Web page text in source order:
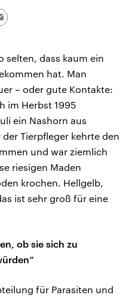
selten, dass kaum ein
hat. Man
– oder gute Kontakte:
im Herbst 1995
ein Nashorn aus
Tierpfleger kehrte den
und war ziemlich
riesigen Maden
krochen. Hellgelb,
ist sehr groß für eine
ob sie sich zu
für Parasiten und